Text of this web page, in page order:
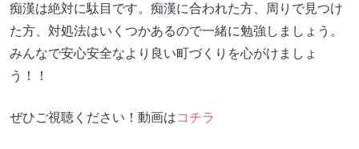
痴漢は絶対に駄目です。痴漢に合われた方、周りで見つけ
た方、対処法はいくつかあるので一緒に勉強しましょう。
みんなで安心安全なより良い町づくりを心がけましょ
う！！
ぜひご視聴ください！動画はコチラ